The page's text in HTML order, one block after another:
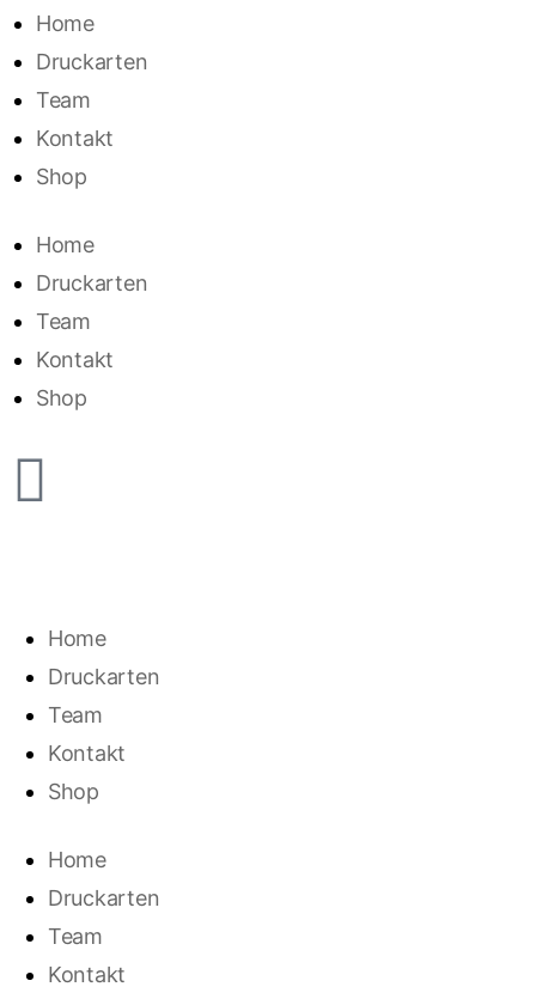
Home
Druckarten
Team
Kontakt
Shop
Home
Druckarten
Team
Kontakt
Shop
Home
Druckarten
Team
Kontakt
Shop
Home
Druckarten
Team
Kontakt